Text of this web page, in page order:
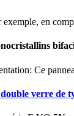
exemple, en
Ce
verre de